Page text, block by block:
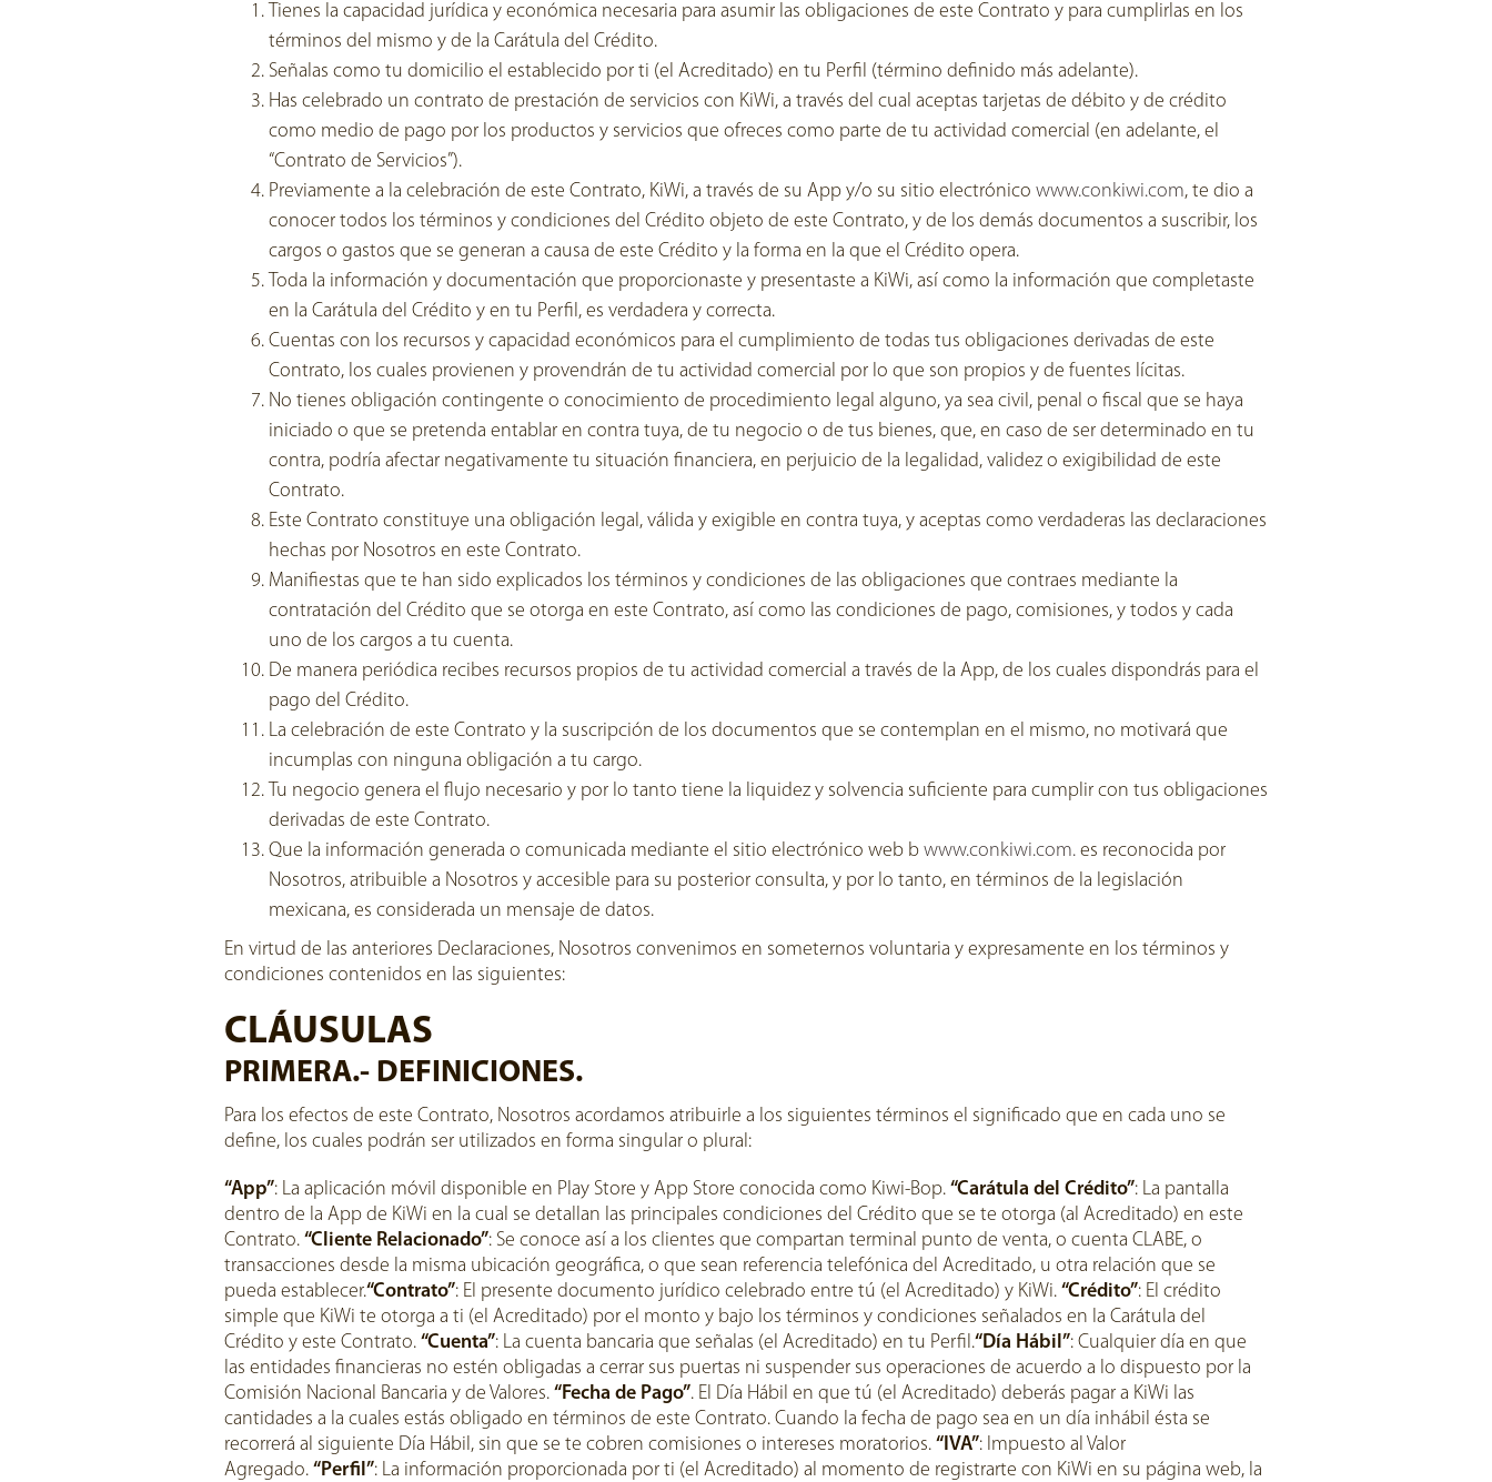
Tienes la capacidad jurídica y económica necesaria para asumir las obligaciones de este Contrato y para cumplirlas en los
términos del mismo y de la Carátula del Crédito.
Señalas como tu domicilio el establecido por ti (el Acreditado) en tu Perfil (término definido más adelante).
Has celebrado un contrato de prestación de servicios con KiWi, a través del cual aceptas tarjetas de débito y de crédito
como medio de pago por los productos y servicios que ofreces como parte de tu actividad comercial (en adelante, el
“Contrato de Servicios”).
Previamente a la celebración de este Contrato, KiWi, a través de su App y/o su sitio electrónico www.conkiwi.com, te dio a
conocer todos los términos y condiciones del Crédito objeto de este Contrato, y de los demás documentos a suscribir, los
cargos o gastos que se generan a causa de este Crédito y la forma en la que el Crédito opera.
Toda la información y documentación que proporcionaste y presentaste a KiWi, así como la información que completaste
en la Carátula del Crédito y en tu Perfil, es verdadera y correcta.
Cuentas con los recursos y capacidad económicos para el cumplimiento de todas tus obligaciones derivadas de este
Contrato, los cuales provienen y provendrán de tu actividad comercial por lo que son propios y de fuentes lícitas.
No tienes obligación contingente o conocimiento de procedimiento legal alguno, ya sea civil, penal o fiscal que se haya
iniciado o que se pretenda entablar en contra tuya, de tu negocio o de tus bienes, que, en caso de ser determinado en tu
contra, podría afectar negativamente tu situación financiera, en perjuicio de la legalidad, validez o exigibilidad de este
Contrato.
Este Contrato constituye una obligación legal, válida y exigible en contra tuya, y aceptas como verdaderas las declaraciones
hechas por Nosotros en este Contrato.
Manifiestas que te han sido explicados los términos y condiciones de las obligaciones que contraes mediante la
contratación del Crédito que se otorga en este Contrato, así como las condiciones de pago, comisiones, y todos y cada
uno de los cargos a tu cuenta.
De manera periódica recibes recursos propios de tu actividad comercial a través de la App, de los cuales dispondrás para el
pago del Crédito.
La celebración de este Contrato y la suscripción de los documentos que se contemplan en el mismo, no motivará que
incumplas con ninguna obligación a tu cargo.
Tu negocio genera el flujo necesario y por lo tanto tiene la liquidez y solvencia suficiente para cumplir con tus obligaciones
derivadas de este Contrato.
Que la información generada o comunicada mediante el sitio electrónico web b www.conkiwi.com. es reconocida por
Nosotros, atribuible a Nosotros y accesible para su posterior consulta, y por lo tanto, en términos de la legislación
mexicana, es considerada un mensaje de datos.
En virtud de las anteriores Declaraciones, Nosotros convenimos en someternos voluntaria y expresamente en los términos y
condiciones contenidos en las siguientes:
CLÁUSULAS
PRIMERA.- DEFINICIONES.
Para los efectos de este Contrato, Nosotros acordamos atribuirle a los siguientes términos el significado que en cada uno se
define, los cuales podrán ser utilizados en forma singular o plural:
“App”: La aplicación móvil disponible en Play Store y App Store conocida como Kiwi-Bop. “Carátula del Crédito”: La pantalla
dentro de la App de KiWi en la cual se detallan las principales condiciones del Crédito que se te otorga (al Acreditado) en este
Contrato. “Cliente Relacionado”: Se conoce así a los clientes que compartan terminal punto de venta, o cuenta CLABE, o
transacciones desde la misma ubicación geográfica, o que sean referencia telefónica del Acreditado, u otra relación que se
pueda establecer.“Contrato”: El presente documento jurídico celebrado entre tú (el Acreditado) y KiWi. “Crédito”: El crédito
simple que KiWi te otorga a ti (el Acreditado) por el monto y bajo los términos y condiciones señalados en la Carátula del
Crédito y este Contrato. “Cuenta”: La cuenta bancaria que señalas (el Acreditado) en tu Perfil.“Día Hábil”: Cualquier día en que
las entidades financieras no estén obligadas a cerrar sus puertas ni suspender sus operaciones de acuerdo a lo dispuesto por la
Comisión Nacional Bancaria y de Valores. “Fecha de Pago”. El Día Hábil en que tú (el Acreditado) deberás pagar a KiWi las
cantidades a la cuales estás obligado en términos de este Contrato. Cuando la fecha de pago sea en un día inhábil ésta se
recorrerá al siguiente Día Hábil, sin que se te cobren comisiones o intereses moratorios. “IVA”: Impuesto al Valor
Agregado. “Perfil”: La información proporcionada por ti (el Acreditado) al momento de registrarte con KiWi en su página web, la